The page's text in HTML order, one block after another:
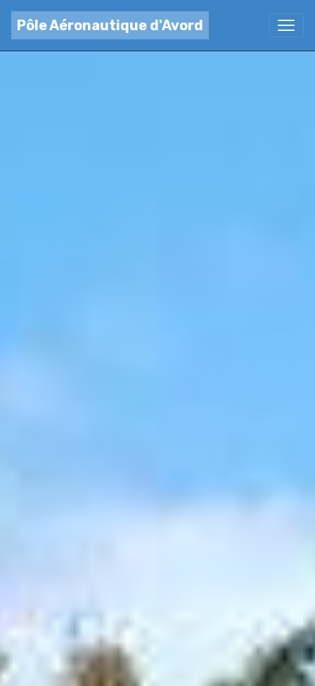
Pôle Aéronautique d'Avord